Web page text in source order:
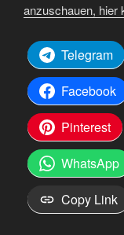
anzuschauen, hier
Telegram
Facebook
Pinterest
WhatsApp
Copy Link